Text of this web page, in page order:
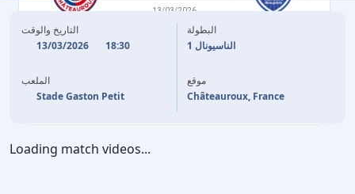
شاتورو
13/03/2026
التاريخ والوقت
13/03/2026
18:30
الملعب
Stade Gaston Petit
البطولة
الناسيونال 1
موقع
Châteauroux, France
Loading match videos...